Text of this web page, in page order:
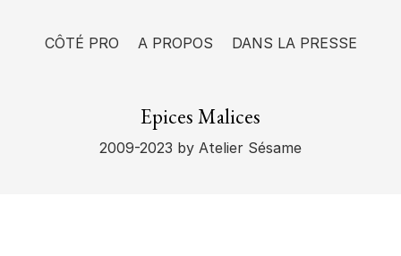
CÔTÉ PRO A PROPOS DANS LA PRESSE
Epices Malices
2009-2023 by Atelier Sésame